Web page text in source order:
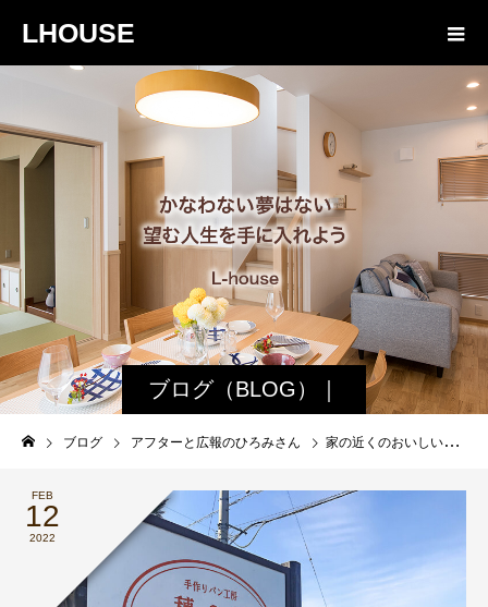
LHOUSE
ブログ（BLOG）｜
諏訪・松本の工務店
エルハウス
ブログ アフターと広報のひろみさん 家の近くのおいしい！！パン屋さん【穂の花_HONOKA】
FEB
12
2022